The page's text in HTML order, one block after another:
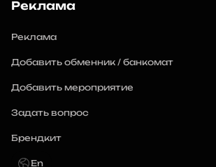
Реклама
Реклама
Добавить обменник / банкомат
Добавить мероприятие
Задать вопрос
Брендкит
En